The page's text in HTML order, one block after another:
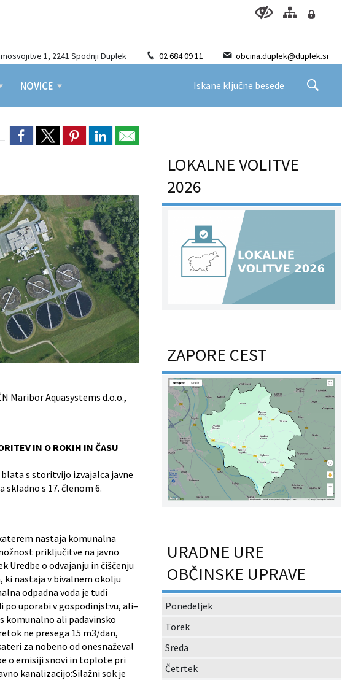
1, 2241 Spodnji Duplek 02 684 09 11 obcina.duplek@duplek.si
NOVICE
Maribor Aquasystems d.o.o.,
IN O ROKIH IN ČASU
blata s storitvijo izvajalca javne
skladno s 17. členom 6.
nastaja komunalna
priključitve na javno
Uredbe o odvajanju in čiščenju
ki nastaja v bivalnem okolju
odpadna voda je tudi
po uporabi v gospodinjstvu, ali–
komunalno ali padavinsko
ne presega 15 m3/dan,
za nobeno od onesnaževal
o emisiji snovi in toplote pri
kanalizacijo:Silažni sok je
LOKALNE VOLITVE
2026
ZAPORE CEST
URADNE URE
OBČINSKE UPRAVE
Ponedeljek
Torek
Sreda
Četrtek